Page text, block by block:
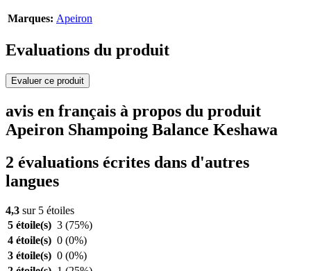
Marques: Apeiron
Evaluations du produit
Evaluer ce produit
avis en français à propos du produit
Apeiron Shampoing Balance Keshawa
2 évaluations écrites dans d'autres
langues
4,3 sur 5 étoiles
5 étoile(s) 3 (75%)
4 étoile(s) 0 (0%)
3 étoile(s) 0 (0%)